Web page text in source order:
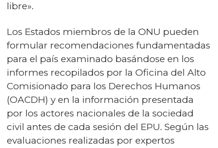
libre».
Los Estados miembros de la ONU pueden
formular recomendaciones fundamentadas
para el país examinado basándose en los
informes recopilados por la Oficina del Alto
Comisionado para los Derechos Humanos
(OACDH) y en la información presentada
por los actores nacionales de la sociedad
civil antes de cada sesión del EPU. Según las
evaluaciones realizadas por expertos